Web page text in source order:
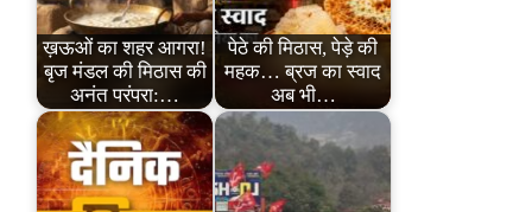
ख़ऊओं का शहर आगरा!
बृज मंडल की मिठास की
अनंत परंपरा:…
पेठे की मिठास, पेड़े की
महक… ब्रज का स्वाद
अब भी…